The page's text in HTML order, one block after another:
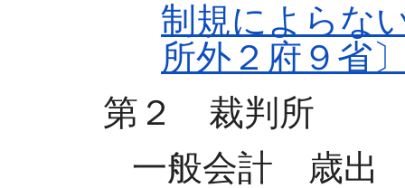
制規によらな
所外２府９省
第２ 裁判所
一般会計 歳出